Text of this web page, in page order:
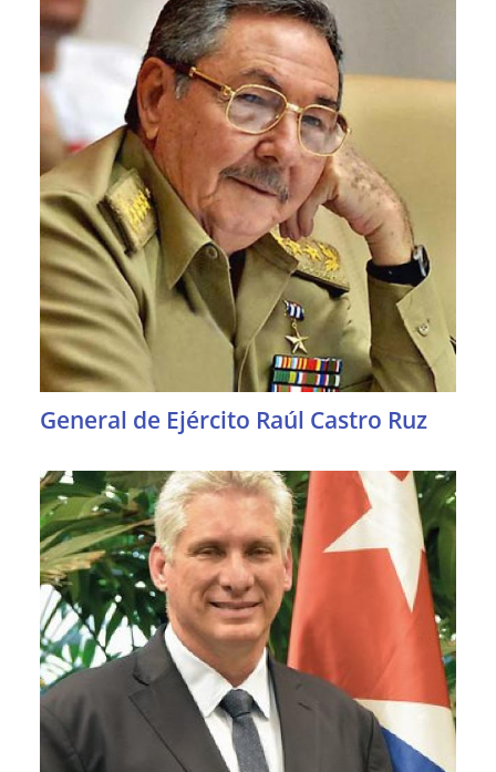
General de Ejército Raúl Castro Ruz